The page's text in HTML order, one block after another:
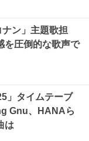
ン」主題歌担
を圧倒的な歌声で
」タイムテーブ
Gnu、HANAら
は